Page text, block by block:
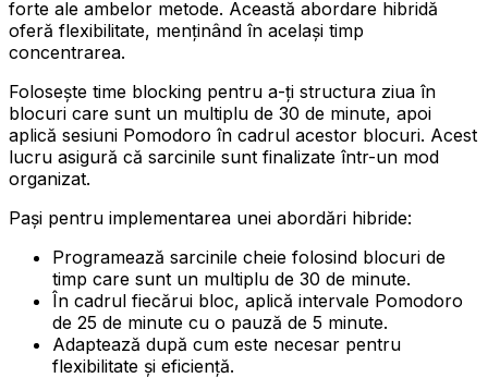
forte ale ambelor metode. Această abordare hibridă
oferă flexibilitate, menținând în același timp
concentrarea.
Folosește time blocking pentru a-ți structura ziua în
blocuri care sunt un multiplu de 30 de minute, apoi
aplică sesiuni Pomodoro în cadrul acestor blocuri. Acest
lucru asigură că sarcinile sunt finalizate într-un mod
organizat.
Pași pentru implementarea unei abordări hibride:
Programează sarcinile cheie folosind blocuri de
timp care sunt un multiplu de 30 de minute.
În cadrul fiecărui bloc, aplică intervale Pomodoro
de 25 de minute cu o pauză de 5 minute.
Adaptează după cum este necesar pentru
flexibilitate și eficiență.